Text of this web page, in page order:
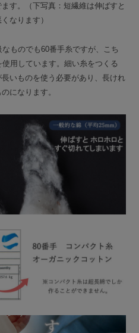
す。（下写真：短繊維は伸ばすと
なります）
ものでも60番手糸ですが、こち
用しています。細い糸をつくる
いものを使う必要があり、長けれ
になります。